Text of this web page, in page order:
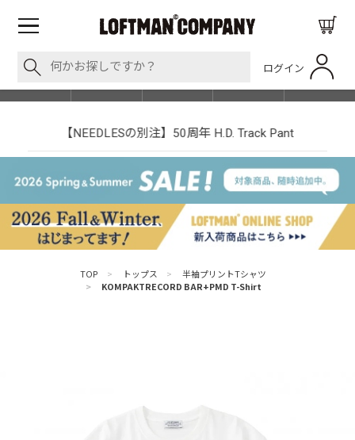
ログイン
SHOP LIST
【NEEDLESの別注】50周年 H.D. Track Pant
TOP > トップス >
半袖プリントTシャツ
>
KOMPAKTRECORD BAR+PMD T-Shirt